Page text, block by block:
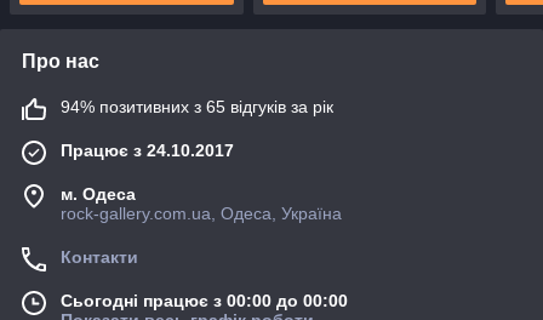
Про нас
94% позитивних з 65 відгуків за рік
Працює з 24.10.2017
м. Одеса
rock-gallery.com.ua, Одеса, Україна
Контакти
Сьогодні працює з 00:00 до 00:00